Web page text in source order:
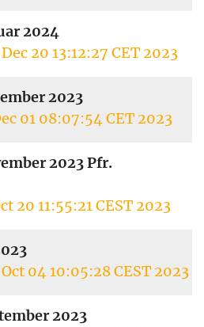
2024
20 13:12:27 CET 2023
2023
01 08:07:54 CET 2023
2023 Pfr.
20 11:55:21 CEST 2023
04 10:05:28 CEST 2023
2023